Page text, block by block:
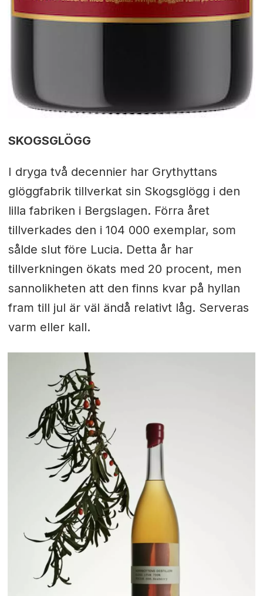
SKOGSGLÖGG
I dryga två decennier har Grythyttans
glöggfabrik tillverkat sin Skogsglögg i den
lilla fabriken i Bergslagen. Förra året
tillverkades den i 104 000 exemplar, som
sålde slut före Lucia. Detta år har
tillverkningen ökats med 20 procent, men
sannolikheten att den finns kvar på hyllan
fram till jul är väl ändå relativt låg. Serveras
varm eller kall.